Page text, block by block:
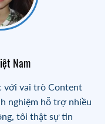
Nam
với vai trò Content
nghiệm hỗ trợ nhiều
tôi thật sự tin